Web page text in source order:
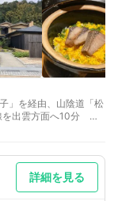
」を経由、山陰道「松
出雲方面へ10分 玉
線）新大阪～岡山43
港、車で約30分
ざいますので、スタッ
すすめしております。
詳細を見る